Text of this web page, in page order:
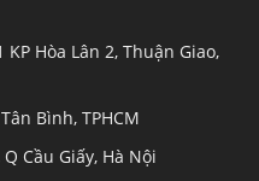
KP Hòa Lân 2, Thuận Giao,
Bình, TPHCM
Cầu Giấy, Hà Nội